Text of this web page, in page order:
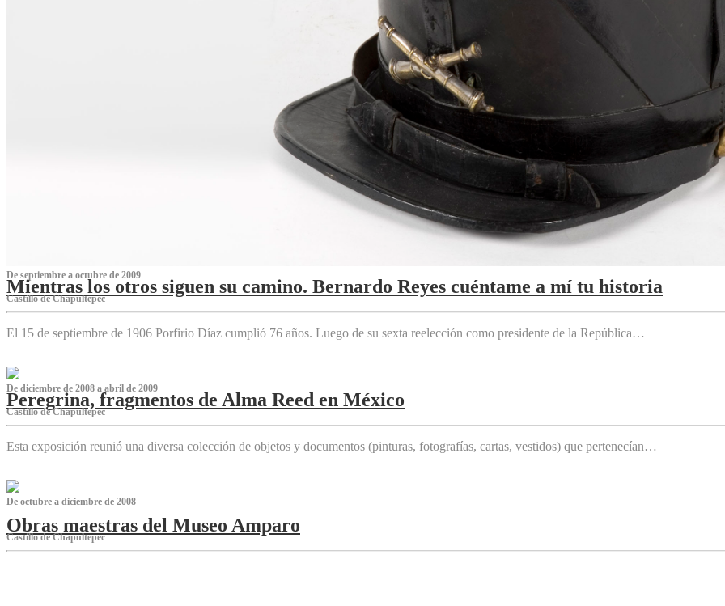
De septiembre a octubre de 2009
Mientras los otros siguen su camino. Bernardo Reyes cuéntame a mí tu historia
Castillo de Chapultepec
El 15 de septiembre de 1906 Porfirio Díaz cumplió 76 años. Luego de su sexta reelección como presidente de la República…
De diciembre de 2008 a abril de 2009
Peregrina, fragmentos de Alma Reed en México
Castillo de Chapultepec
Esta exposición reunió una diversa colección de objetos y documentos (pinturas, fotografías, cartas, vestidos) que pertenecían…
De octubre a diciembre de 2008
Obras maestras del Museo Amparo
Castillo de Chapultepec